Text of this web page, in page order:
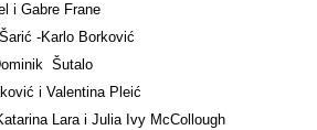
i Gabre Frane
Borković
Šutalo
i Valentina Pleić
i Julia Ivy McCollough